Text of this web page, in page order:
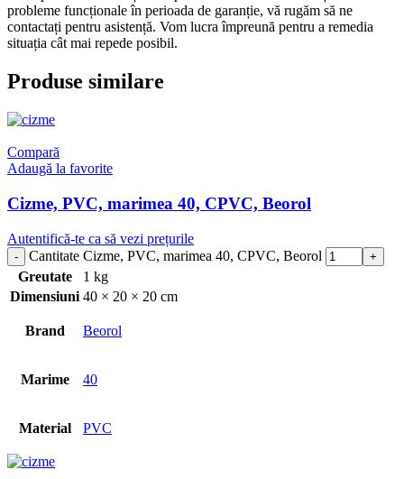
probleme funcționale în perioada de garanție, vă rugăm să ne
contactați pentru asistență. Vom lucra împreună pentru a remedia
situația cât mai repede posibil.
Produse similare
Compară
Adaugă la favorite
Cizme, PVC, marimea 40, CPVC, Beorol
Cantitate Cizme, PVC, marimea 40, CPVC, Beorol
Greutate
1 kg
Dimensiuni 40 × 20 × 20 cm
Brand Beorol
Marime 40
Material PVC